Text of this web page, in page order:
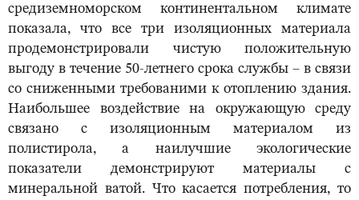
средиземноморском континентальном климате
показала, что все три изоляционных материала
продемонстрировали чистую положительную
выгоду в течение 50-летнего срока службы – в связи
со сниженными требованими к отоплению здания.
Наибольшее воздействие на окружающую среду
связано с изоляционным материалом из
полистирола, а наилучшие экологические
показатели демонстрируют материалы с
минеральной ватой. Что касается потребления, то